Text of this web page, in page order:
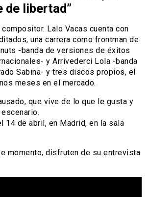
de libertad”
Lalo Vacas cuenta con
una carrera como frontman de
-banda de versiones de éxitos
y Arrivederci Lola -banda
Sabina- y tres discos propios, el
meses en el mercado.
que vive de lo que le gusta y
14 de abril, en Madrid, en la sala
momento, disfruten de su entrevista